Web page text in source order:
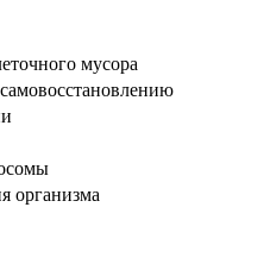
мусора
организма